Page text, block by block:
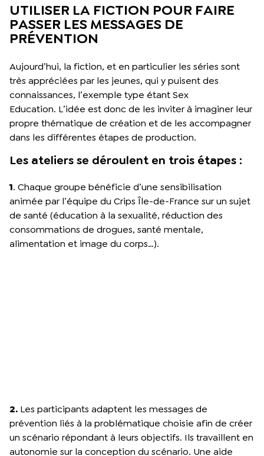
UTILISER LA FICTION POUR FAIRE
PASSER LES MESSAGES DE
PRÉVENTION
Aujourd’hui, la fiction, et en particulier les séries sont
très appréciées par les jeunes, qui y puisent des
connaissances, l’exemple type étant Sex
Education. L’idée est donc de les inviter à imaginer leur
propre thématique de création et de les accompagner
dans les différentes étapes de production.
Les ateliers se déroulent en trois étapes :
1. Chaque groupe bénéficie d’une sensibilisation
animée par l’équipe du Crips Île-de-France sur un sujet
de santé (éducation à la sexualité, réduction des
consommations de drogues, santé mentale,
alimentation et image du corps…).
2. Les participants adaptent les messages de
prévention liés à la problématique choisie afin de créer
un scénario répondant à leurs objectifs. Ils travaillent en
autonomie sur la conception du scénario. Une aide